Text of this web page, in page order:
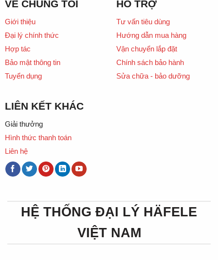
VỀ CHÚNG TÔI
Giới thiệu
Đại lý chính thức
Hợp tác
Bảo mật thông tin
Tuyển dụng
HỖ TRỢ
Tư vấn tiêu dùng
Hướng dẫn mua hàng
Vận chuyển lắp đặt
Chính sách bảo hành
Sửa chữa - bảo dưỡng
LIÊN KẾT KHÁC
Giải thưởng
Hình thức thanh toán
Liên hệ
HỆ THỐNG ĐẠI LÝ HÄFELE
VIỆT NAM